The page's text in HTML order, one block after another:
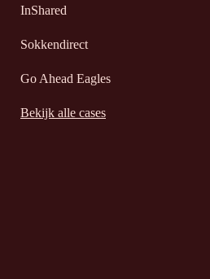
InShared
Sokkendirect
Go Ahead Eagles
Bekijk alle cases